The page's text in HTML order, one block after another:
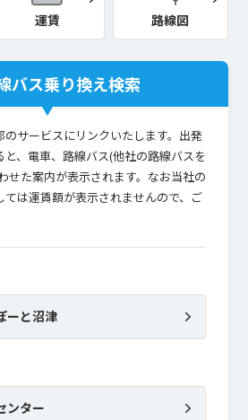
運賃 路線図
バス乗り換え検索
サービスにリンクいたします。出発
、電車、路線バス(他社の路線バスを
せた案内が表示されます。なお当社の
ては運賃額が表示されませんので、ご
ーと沼津
ンター